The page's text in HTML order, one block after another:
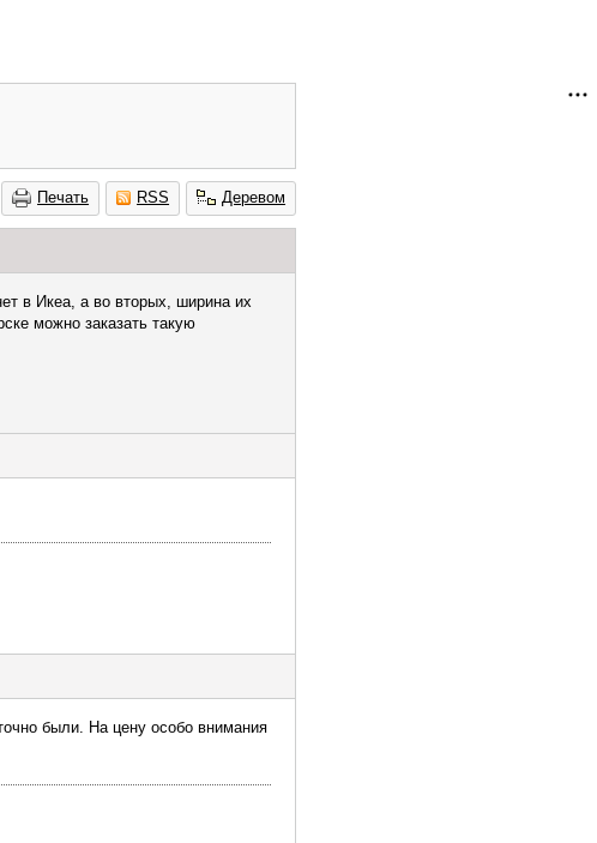
Печать RSS Деревом
в Икеа, а во вторых, ширина их
можно заказать такую
были. На цену особо внимания